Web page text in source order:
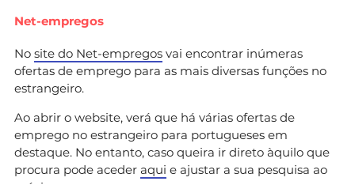
Net-empregos
No site do Net-empregos vai encontrar inúmeras
ofertas de emprego para as mais diversas funções no
estrangeiro.
Ao abrir o website, verá que há várias ofertas de
emprego no estrangeiro para portugueses em
destaque. No entanto, caso queira ir direto àquilo que
procura pode aceder aqui e ajustar a sua pesquisa ao